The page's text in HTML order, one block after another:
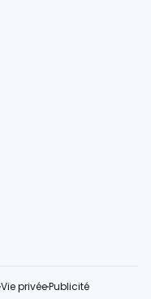
Vie privéePublicité